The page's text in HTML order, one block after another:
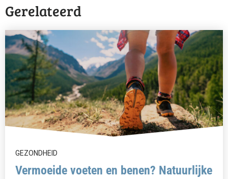
Gerelateerd
GEZONDHEID
Vermoeide voeten en benen? Natuurlijke